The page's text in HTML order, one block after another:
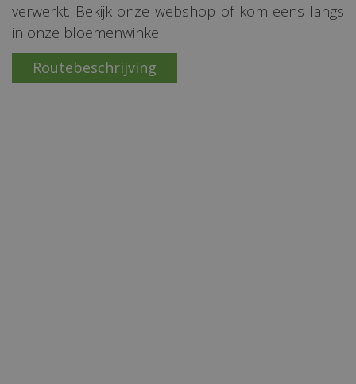
verwerkt. Bekijk onze webshop of kom eens langs
in onze bloemenwinkel!
Routebeschrijving